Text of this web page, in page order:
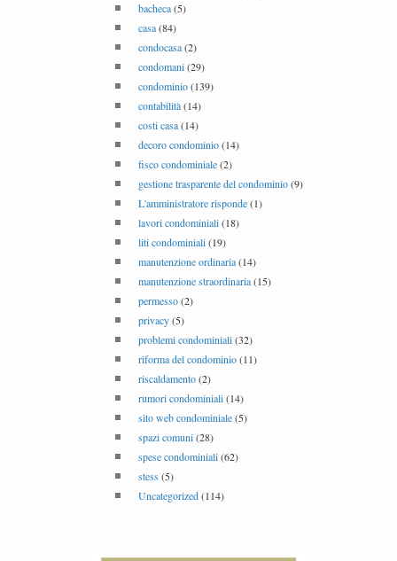
bacheca(5)
casa(84)
condocasa(2)
condomani(29)
condominio(139)
contabilità(14)
costi casa(14)
decoro condominio(14)
fisco condominiale(2)
gestione trasparente del condominio(9)
L'amministratore risponde(1)
lavori condominiali(18)
liti condominiali(19)
manutenzione ordinaria(14)
manutenzione straordinaria(15)
permesso(2)
privacy(5)
problemi condominiali(32)
riforma del condominio(11)
riscaldamento(2)
rumori condominiali(14)
sito web condominiale(5)
spazi comuni(28)
spese condominiali(62)
stess(5)
Uncategorized(114)